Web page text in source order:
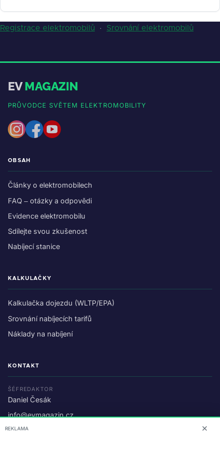
Registrace elektromobilů · Srovnání elektromobilů
EVMAGAZIN
PRŮVODCE SVĚTEM ELEKTROMOBILITY
OBSAH
Články o elektromobilech
FAQ – otázky a odpovědi
Evidence elektromobilu
Sdílejte svou zkušenost
Nabíjecí stanice
KALKULAČKY
Kalkulačka dojezdu (WLTP/EPA)
Srovnání nabíjecích tarifů
Náklady na nabíjení
KONTAKT
ŠÉFREDAKTOR
Daniel Česák
info@evmagazin.cz
O nás
REKLAMA ✕